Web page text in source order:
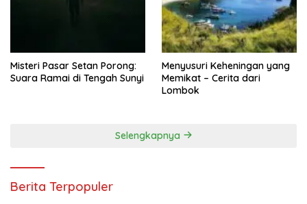
Misteri Pasar Setan Porong:
Suara Ramai di Tengah Sunyi
Menyusuri Keheningan yang
Memikat – Cerita dari
Lombok
Selengkapnya
Berita Terpopuler